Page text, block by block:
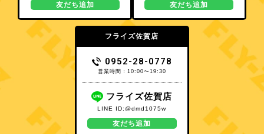
友だち追加 友だち追加
フライズ佐賀店
0952-28-0778
営業時間：10:00〜19:30
フライズ佐賀店
LINE ID:@dmd1075w
友だち追加